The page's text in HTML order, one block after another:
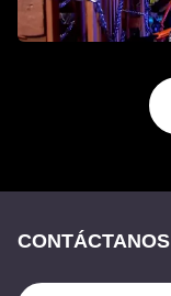
CONTÁCTANOS